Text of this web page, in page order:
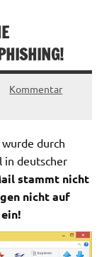
Kommentar
durch
in deutscher
stammt nicht
nicht auf